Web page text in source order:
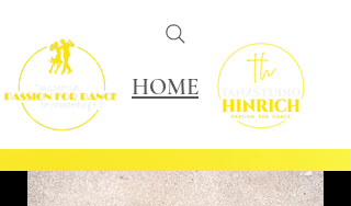
HOME